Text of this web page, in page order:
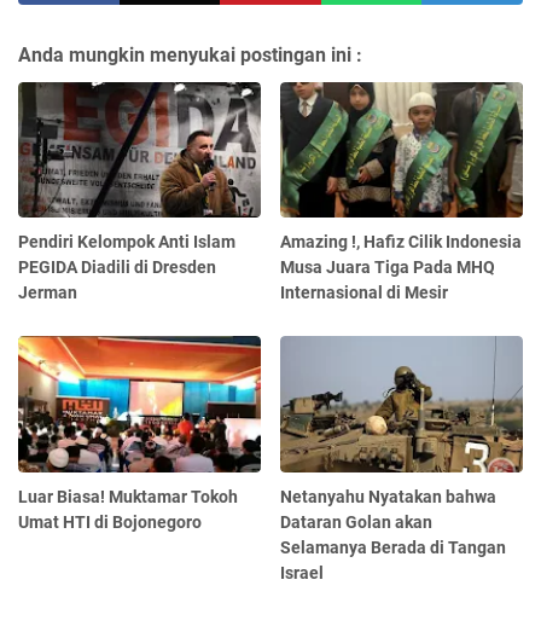
Anda mungkin menyukai postingan ini :
Pendiri Kelompok Anti Islam
PEGIDA Diadili di Dresden
Jerman
Amazing !, Hafiz Cilik Indonesia
Musa Juara Tiga Pada MHQ
Internasional di Mesir
Luar Biasa! Muktamar Tokoh
Umat HTI di Bojonegoro
Netanyahu Nyatakan bahwa
Dataran Golan akan
Selamanya Berada di Tangan
Israel